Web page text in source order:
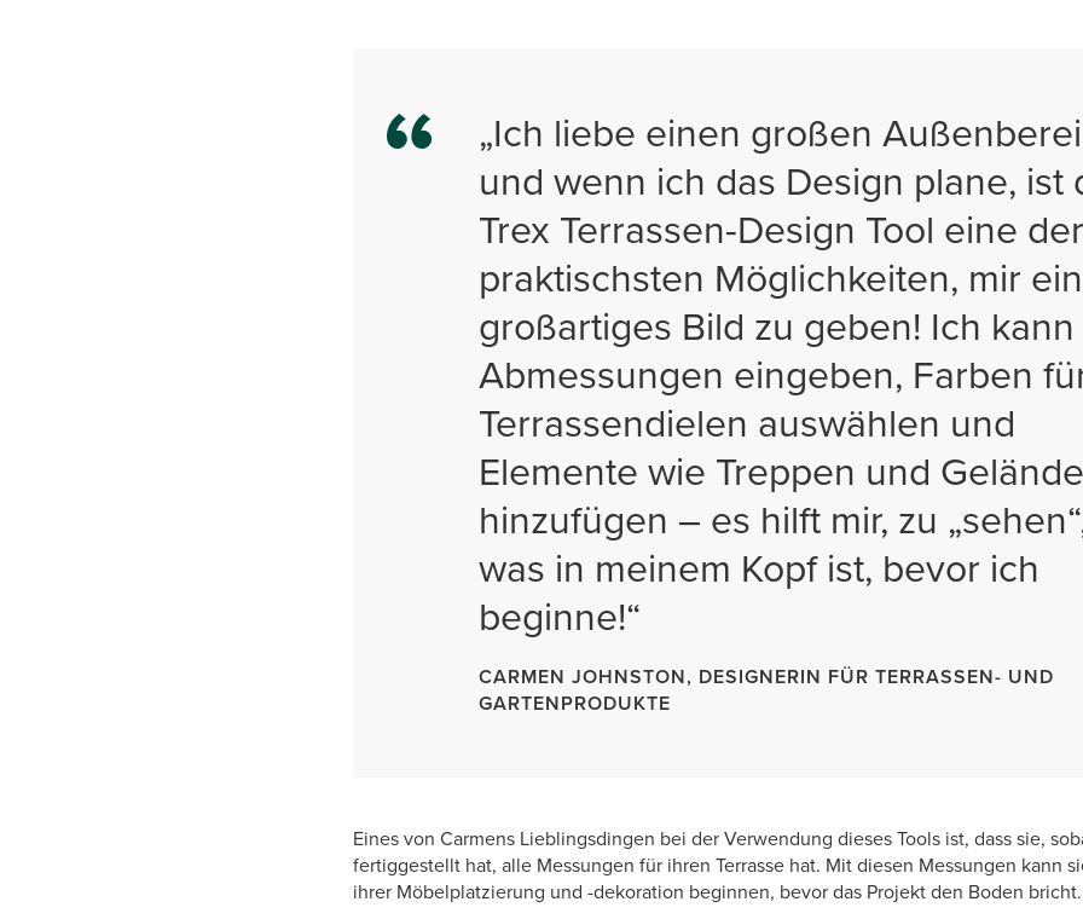
„Ich liebe einen großen
und wenn ich das Design plane, ist
Trex Terrassen-Design Tool eine der
praktischsten Möglichkeiten, mir ein
großartiges Bild zu geben! Ich kann
Abmessungen eingeben, Farben
Terrassendielen auswählen und
Elemente wie Treppen und
hinzufügen – es hilft mir, zu
was in meinem Kopf ist, bevor ich
beginne!“
CARMEN JOHNSTON, DESIGNERIN FÜR TERRASSEN- UND
GARTENPRODUKTE
Eines von Carmens Lieblingsdingen bei der Verwendung dieses Tools ist, dass sie,
fertiggestellt hat, alle Messungen für ihren Terrasse hat. Mit diesen Messungen kann
ihrer Möbelplatzierung und -dekoration beginnen, bevor das Projekt den Boden bricht.